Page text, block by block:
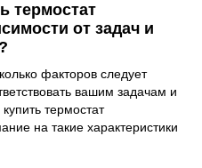
термостат
от задач и
факторов следует
вашим задачам и
термостат
на такие характеристики